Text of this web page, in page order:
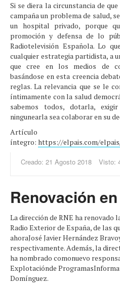
Si se diera la circunstancia de
campaña un problema de salud,
un hospital privado, porque
promoción y defensa de lo
Radiotelevisión Española. Lo
cualquier estrategia partidista, a
que cree en los medios de
basándose en esta creencia
reglas. La relevancia que se le
íntimamente con la salud
sabemos todos, dotarla,
ningunearla sea colaborar en su
Artículo
íntegro: https://elpais.com/elpais/
Creado: 21 Agosto 2018 Visto:
Renovación
La dirección de RNE ha renovado
Radio Exterior de España, de las
ahoraJosé Javier Hernández
respectivamente. Además, la
ha nombrado comonuevo
Explotaciónde
Domínguez.